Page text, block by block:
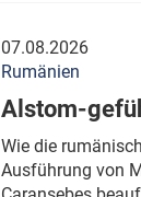
07.08.2026
Rumänien
Alstom-
Wie die
Ausführung von